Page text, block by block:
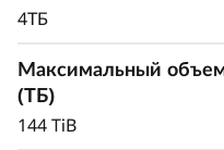
4ТБ
Максимальный
(ТБ)
144 TiB